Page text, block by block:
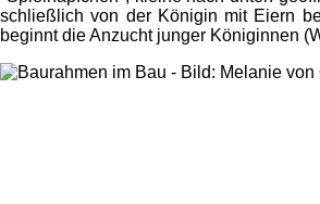
schließlich von der Königin mit Eiern
beginnt die Anzucht junger Königinnen